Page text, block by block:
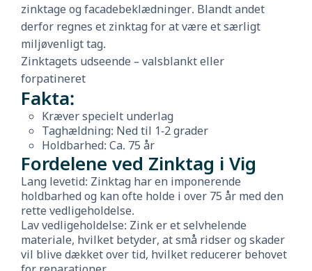
zinktage og facadebeklædninger. Blandt andet
derfor regnes et zinktag for at være et særligt
miljøvenligt tag.
Zinktagets udseende – valsblankt eller
forpatineret
Fakta:
Kræver specielt underlag
Taghældning: Ned til 1-2 grader
Holdbarhed: Ca. 75 år
Fordelene ved Zinktag i Vig
Lang levetid: Zinktag har en imponerende
holdbarhed og kan ofte holde i over 75 år med den
rette vedligeholdelse.
Lav vedligeholdelse: Zink er et selvhelende
materiale, hvilket betyder, at små ridser og skader
vil blive dækket over tid, hvilket reducerer behovet